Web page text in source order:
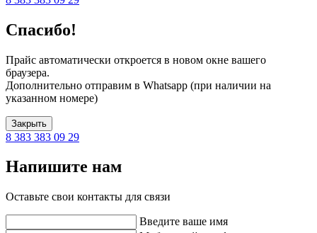
Спасибо!
Прайс автоматически откроется в новом окне вашего
браузера.
Дополнительно отправим в Whatsapp (при наличии на
указанном номере)
Закрыть
8 383 383 09 29
Напишите нам
Оставьте свои контакты для связи
Введите ваше имя